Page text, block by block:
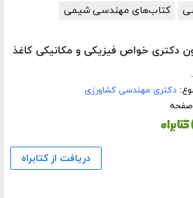
کتاب‌های مهندسی شیمی
دکتری خواص فیزیکی و مکانیکی کاغذ
دکتری مهندسی کشاورزی
دریافت از کتابراه